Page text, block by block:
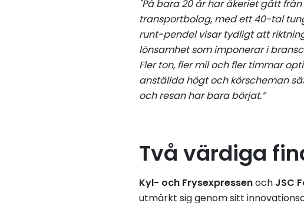
"På bara 20 år har åkeriet gått
transportbolag, med ett 40-tal
runt-pendel visar tydligt att
lönsamhet som imponerar i
Fler ton, fler mil och fler timmar
anställda högt och körscheman
och resan har bara börjat.”
Två värdiga
Kyl- och Frysexpressenoch JSC
utmärkt sig genom sitt